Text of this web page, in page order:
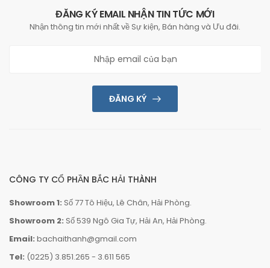
ĐĂNG KÝ EMAIL NHẬN TIN TỨC MỚI
Nhận thông tin mới nhất về Sự kiện, Bán hàng và Ưu đãi.
ĐĂNG KÝ
CÔNG TY CỔ PHẦN BẮC HẢI THÀNH
Showroom 1: Số 77 Tô Hiệu, Lê Chân, Hải Phòng.
Showroom 2: Số 539 Ngô Gia Tự, Hải An, Hải Phòng.
Email: bachaithanh@gmail.com
Tel: (0225) 3.851.265 - 3.611 565